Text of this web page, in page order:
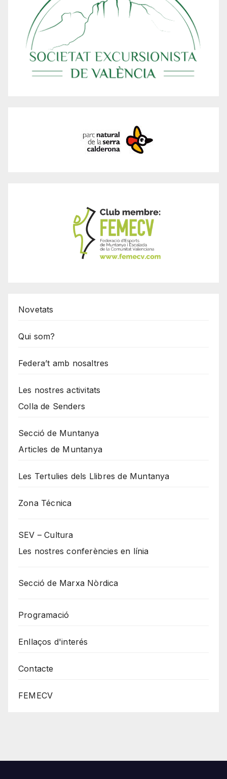
Novetats
Qui som?
Federa’t amb nosaltres
Les nostres activitats
Colla de Senders
Secció de Muntanya
Articles de Muntanya
Les Tertulies dels Llibres de Muntanya
Zona Técnica
SEV – Cultura
Les nostres conferències en línia
Secció de Marxa Nòrdica
Programació
Enllaços d'interés
Contacte
FEMECV